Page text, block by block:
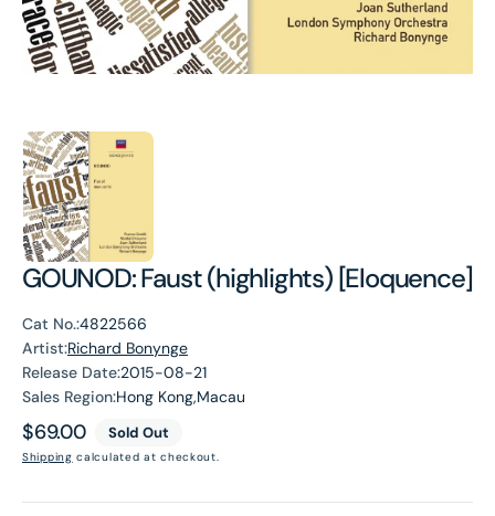
GOUNOD: Faust (highlights) [Eloquence]
Cat No.:4822566
Artist:Richard Bonynge
Release Date:2015-08-21
Sales Region:Hong Kong,Macau
Regular
price
$69.00 Sold Out
Shipping calculated at checkout.